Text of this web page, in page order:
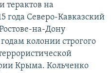
терактов на
года Северо-Кавказский
на-Дону
колонии строгого
Крыма. Кольченко